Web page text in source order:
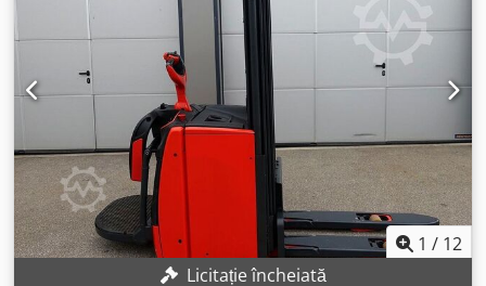
1 / 12
Licitație încheiată